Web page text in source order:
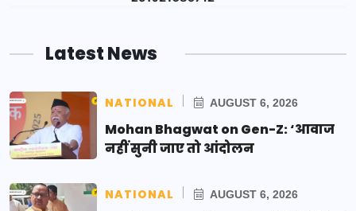
Latest News
NATIONAL AUGUST 6, 2026
Mohan Bhagwat on Gen-Z: ‘आवाज
नहीं सुनी जाए तो आंदोलन
NATIONAL AUGUST 6, 2026